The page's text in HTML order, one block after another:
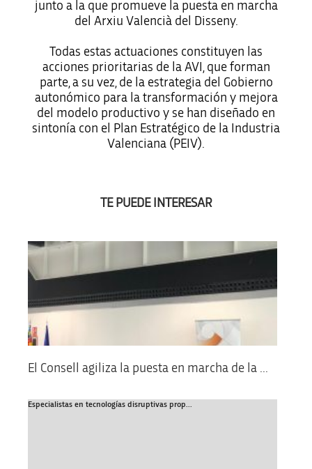
junto a la que promueve la puesta en marcha
del Arxiu Valencià del Disseny.
Todas estas actuaciones constituyen las
acciones prioritarias de la AVI, que forman
parte, a su vez, de la estrategia del Gobierno
autonómico para la transformación y mejora
del modelo productivo y se han diseñado en
sintonía con el Plan Estratégico de la Industria
Valenciana (PEIV).
TE PUEDE INTERESAR
El Consell agiliza la puesta en marcha de la ...
Especialistas en tecnologías disruptivas prop...